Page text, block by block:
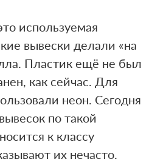
используемая
вывески делали «на
Пластик ещё не был
как сейчас. Для
неон. Сегодня
по такой
к классу
их нечасто.